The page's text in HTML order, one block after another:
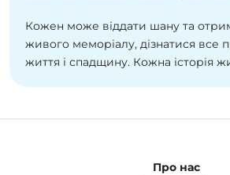
Кожен може віддати шану та
живого меморіалу, дізнатися все
життя і спадщину. Кожна історія
Про нас